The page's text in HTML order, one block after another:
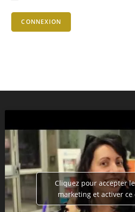
CONNEXION
Cliquez pour accepter
marketing et activer